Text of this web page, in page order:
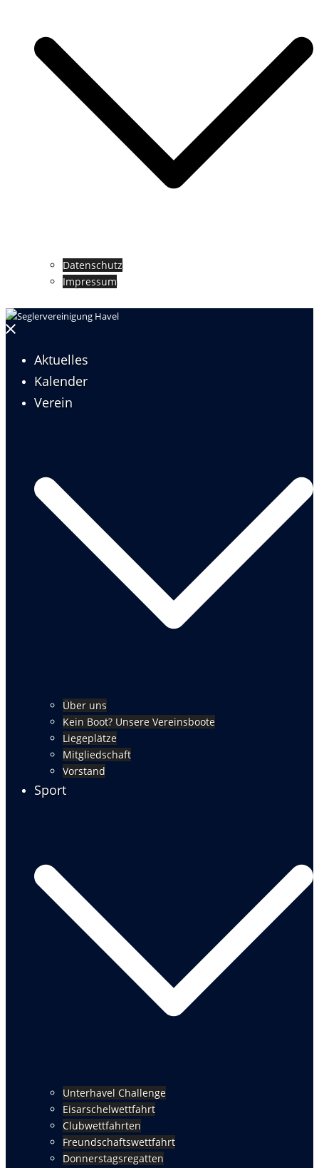
Datenschutz
Impressum
Menü
Aktuelles
Kalender
Verein
Über uns
Kein Boot? Unsere Vereinsboote
Liegeplätze
Mitgliedschaft
Vorstand
Sport
Unterhavel Challenge
Eisarschelwettfahrt
Clubwettfahrten
Freundschaftswettfahrt
Donnerstagsregatten